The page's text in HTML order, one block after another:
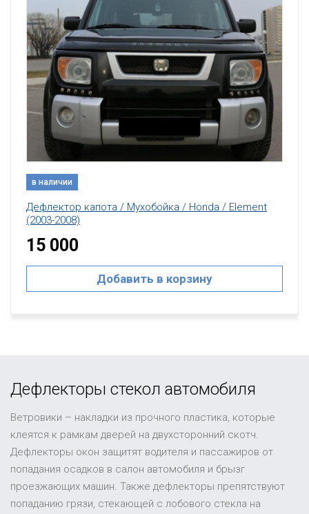
в наличии
Дефлектор капота / Мухобойка / Honda / Element
(2003-2008)
15 000
Добавить в корзину
Дефлекторы стекол автомобиля
Ветровики – накладки из прочного пластика, которые
клеятся к рамкам дверей на двухсторонний скотч.
Дефлекторы окон защитят водителя и пассажиров от
попадания осадков в салон автомобиля и брызг
проезжающих машин. Также дефлекторы препятствуют
попаданию грязи, стекающей с лобового стекла на